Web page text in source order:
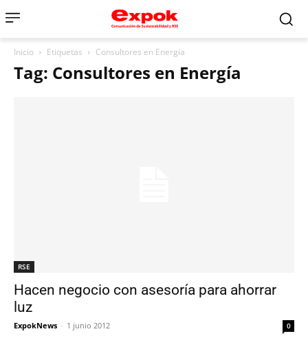
Inicio Etiquetas Consultores en Energía
Tag: Consultores en Energía
RSE
Hacen negocio con asesoría para ahorrar
luz
ExpokNews - 1 junio 2012 0